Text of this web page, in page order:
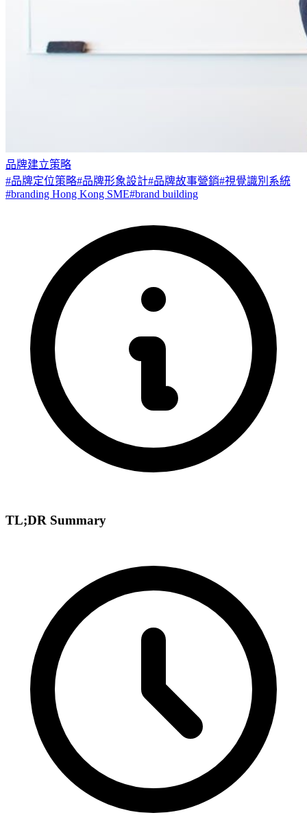
品牌建立策略
#品牌定位策略#品牌形象設計#品牌故事營銷#視覺識別系統
#branding Hong Kong SME#brand building
TL;DR Summary